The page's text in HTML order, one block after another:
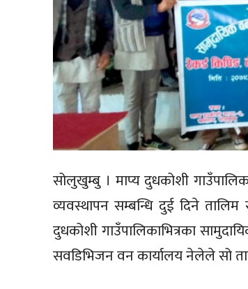
सोलुखुम्बु । माप्य दुधकोशी
व्यवस्थापन सम्बन्धि दुई दिने
दुधकोशी गाउँपालिकाभित्रका
सवडिभिजन वन कार्यालय नेलेले सो